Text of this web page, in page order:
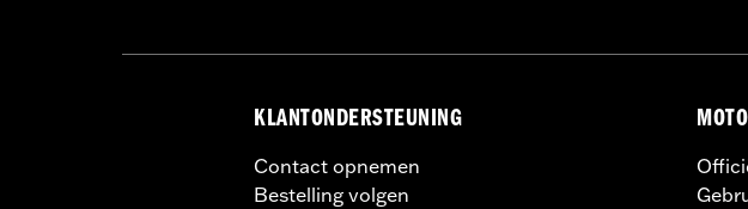
KLANTONDERSTEUNING
Contact opnemen
Bestelling volgen